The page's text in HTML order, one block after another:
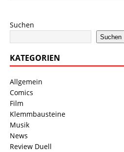
Suchen
Suchen
KATEGORIEN
Allgemein
Comics
Film
Klemmbausteine
Musik
News
Review Duell